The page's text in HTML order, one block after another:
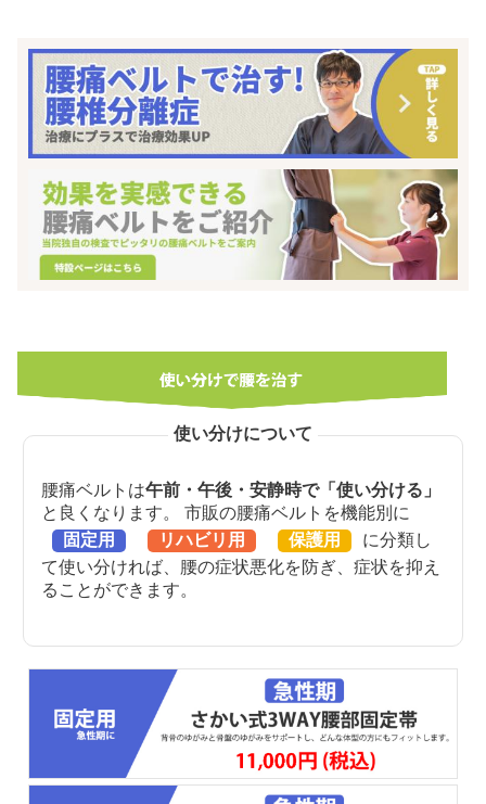
使い分けについて
腰痛ベルトは午前・午後・安静時で「使い分ける」
と良くなります。 市販の腰痛ベルトを機能別に
固定用
リハビリ用 保護用
に分類し
て使い分ければ、腰の症状悪化を防ぎ、症状を抑え
ることができます。